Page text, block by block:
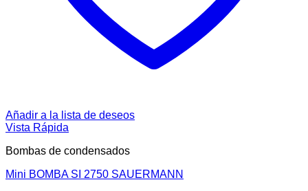
Añadir a la lista de deseos
Vista Rápida
Bombas de condensados
Mini BOMBA SI 2750 SAUERMANN